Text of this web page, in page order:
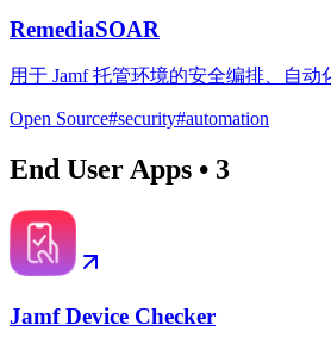
RemediaSOAR
用于 Jamf 托管环境的安全编排、自动
Open Source#security#automation
End User Apps • 3
Jamf Device Checker